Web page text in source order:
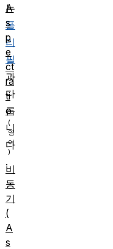
는
폴
리
필
과
다
릅
니
다
.
A
s
p
e
ct
ra
ti
o
비
동
기
(
A
s